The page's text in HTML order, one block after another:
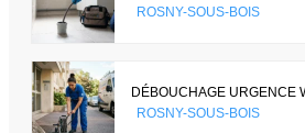
ROSNY-SOUS-BOIS
DÉBOUCHAGE URGENCE
ROSNY-SOUS-BOIS